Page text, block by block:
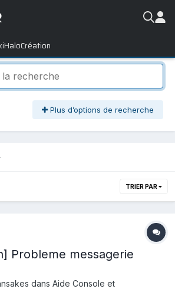
Création
Plus d’options de recherche
TRIER PAR
Probleme messagerie
dans Aide Console et